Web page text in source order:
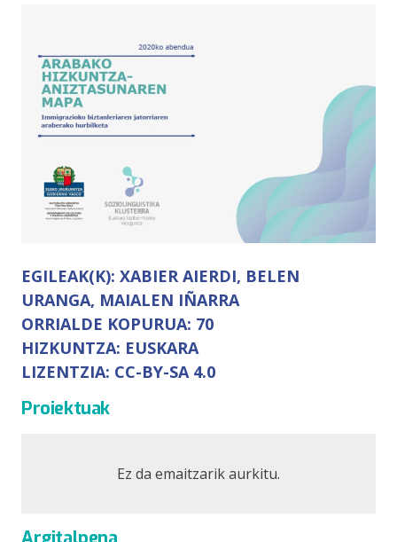
EGILEAK(K): XABIER AIERDI, BELEN
URANGA, MAIALEN IÑARRA
ORRIALDE KOPURUA: 70
HIZKUNTZA: EUSKARA
LIZENTZIA: CC-BY-SA 4.0
Proiektuak
Ez da emaitzarik aurkitu.